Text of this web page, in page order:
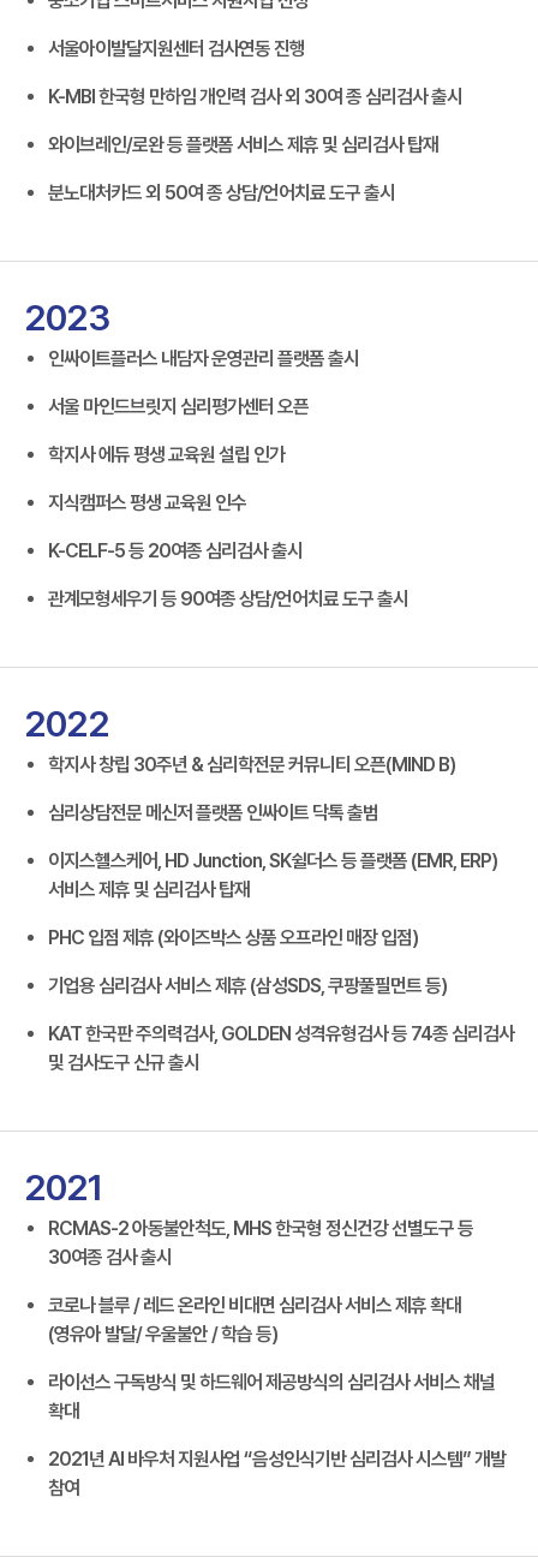
서울아이발달지원센터 검사연동 진행
K-MBI 한국형 만하임 개인력 검사 외 30여 종 심리검사 출시
와이브레인/로완 등 플랫폼 서비스 제휴 및 심리검사 탑재
분노대처카드 외 50여 종 상담/언어치료 도구 출시
2023
인싸이트플러스 내담자 운영관리 플랫폼 출시
서울 마인드브릿지 심리평가센터 오픈
학지사 에듀 평생 교육원 설립 인가
지식캠퍼스 평생 교육원 인수
K-CELF-5 등 20여종 심리검사 출시
관계모형세우기 등 90여종 상담/언어치료 도구 출시
2022
학지사 창립 30주년 & 심리학전문 커뮤니티 오픈(MIND B)
심리상담전문 메신저 플랫폼 인싸이트 닥톡 출범
이지스헬스케어, HD Junction, SK쉴더스 등 플랫폼 (EMR, ERP)
서비스 제휴 및 심리검사 탑재
PHC 입점 제휴 (와이즈박스 상품 오프라인 매장 입점)
기업용 심리검사 서비스 제휴 (삼성SDS, 쿠팡풀필먼트 등)
KAT 한국판 주의력검사, GOLDEN 성격유형검사 등 74종 심리검사
및 검사도구 신규 출시
2021
RCMAS-2 아동불안척도, MHS 한국형 정신건강 선별도구 등
30여종 검사 출시
코로나 블루 / 레드 온라인 비대면 심리검사 서비스 제휴 확대
(영유아 발달/ 우울불안 / 학습 등)
라이선스 구독방식 및 하드웨어 제공방식의 심리검사 서비스 채널
확대
2021년 AI 바우처 지원사업 “음성인식기반 심리검사 시스템” 개발
참여